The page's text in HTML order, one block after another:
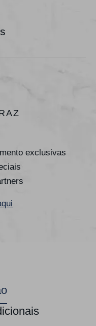
exclusivas